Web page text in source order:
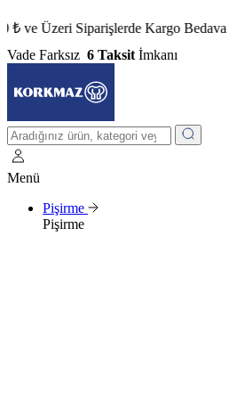
Siparişlerde Kargo Bedava •
Vade Farksız 6 Taksit İmkanı
Menü
Pişirme
Pişirme